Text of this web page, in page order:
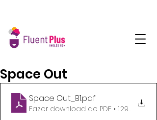
Space Out
Space Out_B1.pdf
Fazer download de PDF • 1.29MB